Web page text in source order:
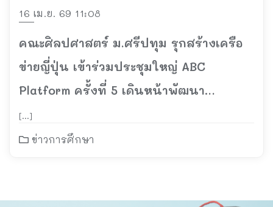
16 เม.ย. 69 11:08
คณะศิลปศาสตร์ ม.ศรีปทุม รุกสร้างเครือ
ข่ายญี่ปุ่น เข้าร่วมประชุมใหญ่ ABC
Platform ครั้งที่ 5 เดินหน้าพัฒนา
ทรัพยากรมนุษย์ระดับสากล
[…]
ข่าวการศึกษา